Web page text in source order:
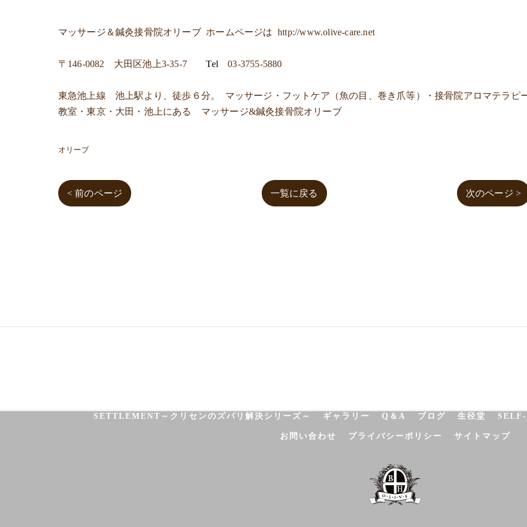
マッサージ＆鍼灸接骨院オリーブ ホームページはhttp://www.olive-care.net
〒 146-0082 大田区池上3-35-7 Tel03-3755-5880
東急池上線 池上駅より、徒歩６分。 マッサージ・フットケア（魚の目、巻き爪等）・接骨院アロマテラピ
教室・東京・大田・池上にある マッサージ&鍼灸接骨院オリーブ
オリーブ
< 前のページ 一覧に戻る 次のページ >
SETTLEMENT～クリセンのズバリ解決シリーズ～ ギャラリー Q＆A ブログ 生径堂
お問い合わせ プライバシーポリシー サイトマップ